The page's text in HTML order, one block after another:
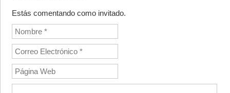
Estás comentando como invitado.